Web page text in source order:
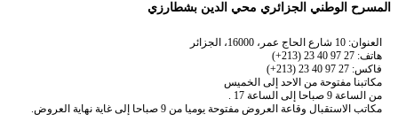
المسرح الوطني الجزائري محي الدين بشطارزي
العنوان: 10 شارع الحاج عمر، 16000، الجزائر
هاتف: 27 97 40 23 (213+)
فاكس: 27 97 40 23 (213+)
مكاتبنا مفتوحة من الاحد إلى الخميس
من الساعة 9 صباحا إلى الساعة 17 .
مكاتب الاستقبال وقاعة العروض مفتوحة يوميا من 9 صباحا إلى غاية نهاية العروض.